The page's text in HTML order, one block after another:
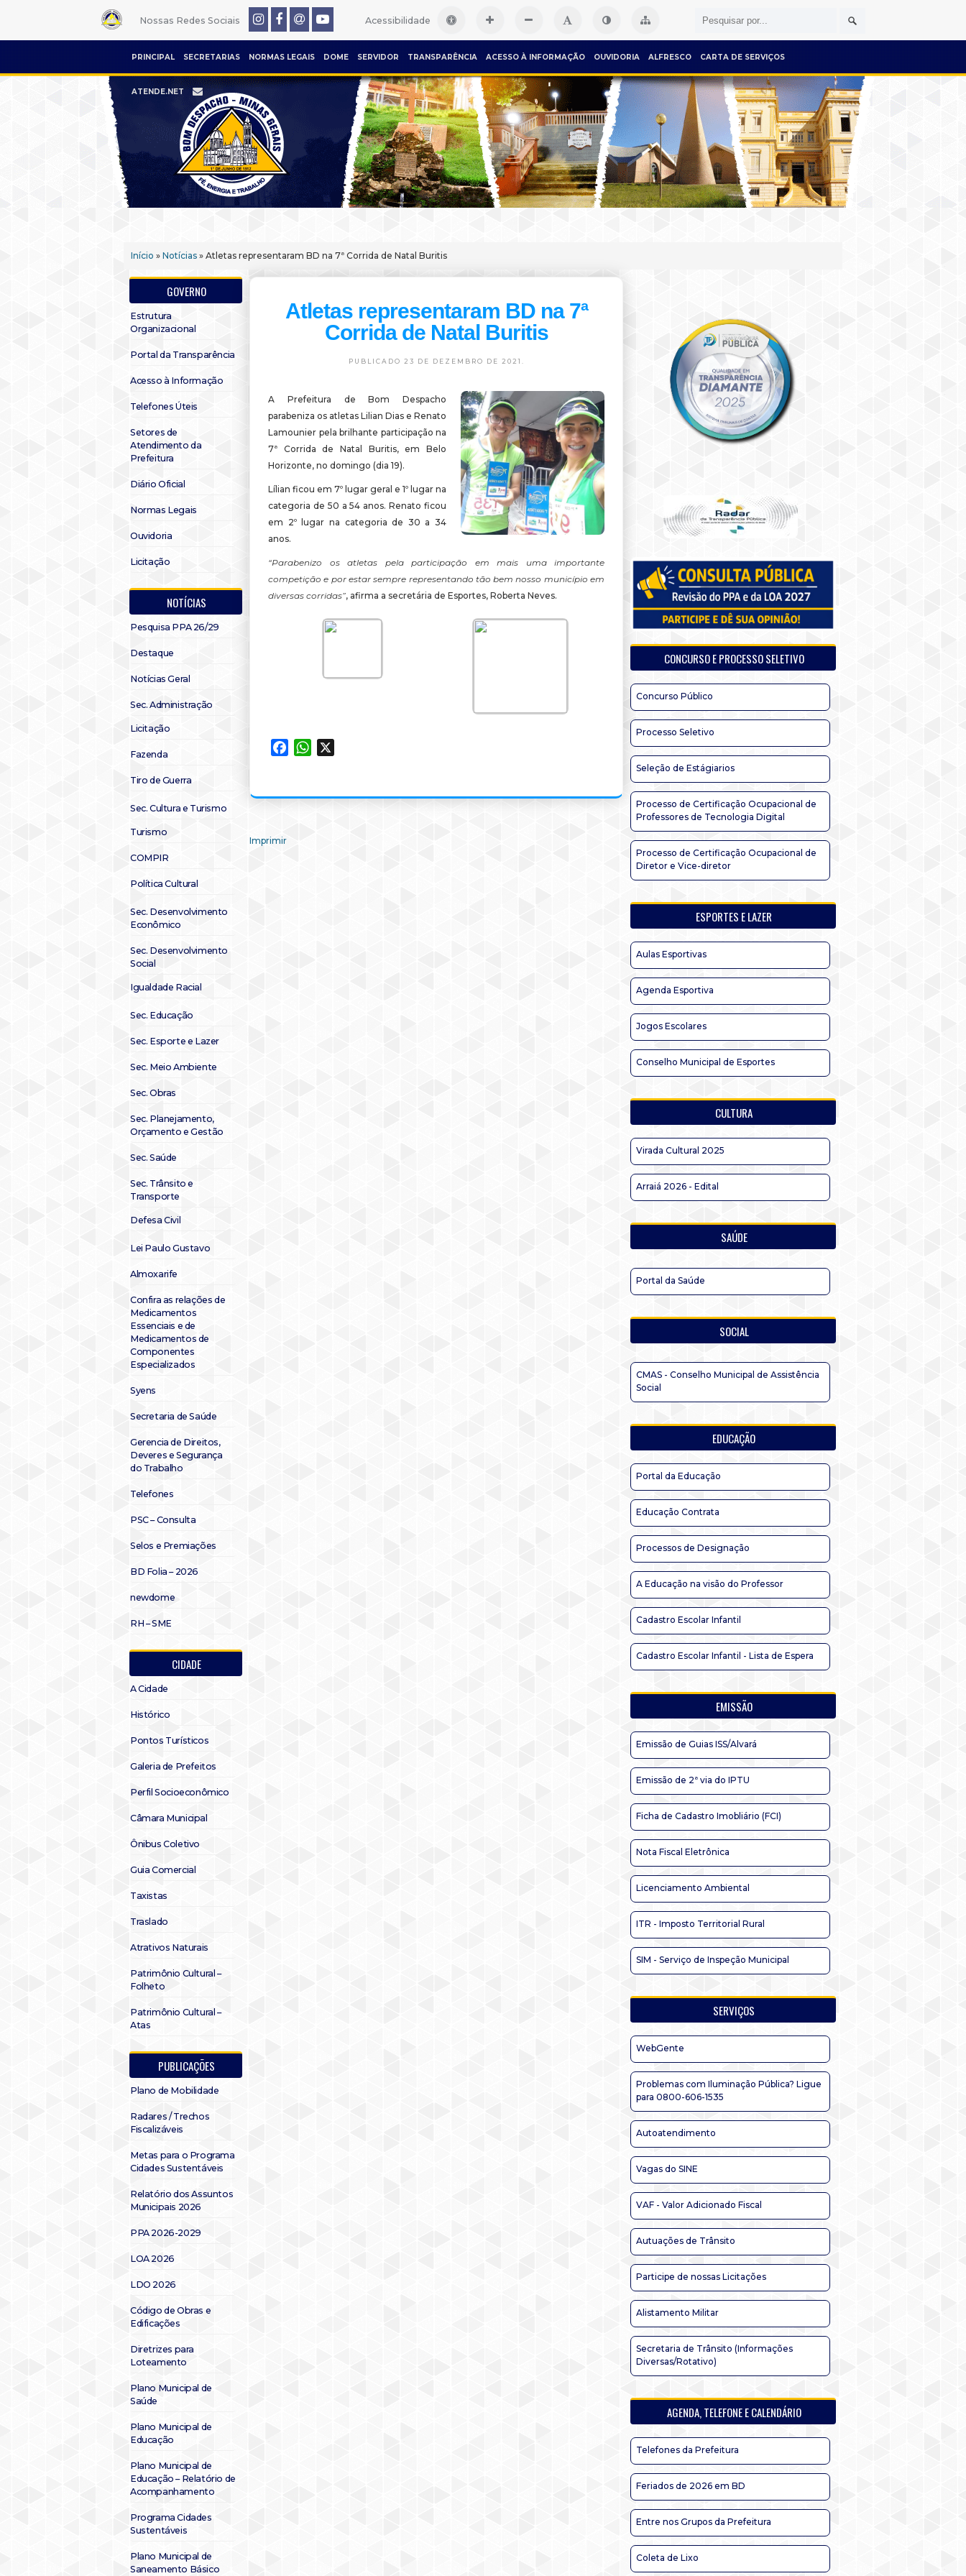
Nossas Redes Sociais Acessibilidade
PRINCIPAL SECRETARIAS NORMAS LEGAIS DOME SERVIDOR TRANSPARÊNCIA ACESSO À INFORMAÇÃO OUVIDORIA ALFRESCO CARTA DE SERVIÇOS
ATENDE.NET
Início » Notícias » Atletas representaram BD na 7ª Corrida de Natal Buritis
GOVERNO
Estrutura
Organizacional
Portal da Transparência
Acesso à Informação
Telefones Úteis
Setores de
Atendimento da
Prefeitura
Diário Oficial
Normas Legais
Ouvidoria
Licitação
NOTÍCIAS
Pesquisa PPA 26/29
Destaque
Notícias Geral
Sec. Administração
Licitação
Fazenda
Tiro de Guerra
Sec. Cultura e Turismo
Turismo
COMPIR
Política Cultural
Sec. Desenvolvimento
Econômico
Sec. Desenvolvimento
Social
Igualdade Racial
Sec. Educação
Sec. Esporte e Lazer
Sec. Meio Ambiente
Sec. Obras
Sec. Planejamento,
Orçamento e Gestão
Sec. Saúde
Sec. Trânsito e
Transporte
Defesa Civil
Lei Paulo Gustavo
Almoxarife
Confira as relações de
Medicamentos
Essenciais e de
Medicamentos de
Componentes
Especializados
Syens
Secretaria de Saúde
Gerencia de Direitos,
Deveres e Segurança
do Trabalho
Telefones
PSC – Consulta
Selos e Premiações
BD Folia – 2026
newdome
RH – SME
CIDADE
A Cidade
Histórico
Pontos Turísticos
Galeria de Prefeitos
Perfil Socioeconômico
Câmara Municipal
Ônibus Coletivo
Guia Comercial
Taxistas
Traslado
Atrativos Naturais
Patrimônio Cultural –
Folheto
Patrimônio Cultural –
Atas
PUBLICAÇÕES
Plano de Mobilidade
Radares / Trechos
Fiscalizáveis
Metas para o Programa
Cidades Sustentáveis
Relatório dos Assuntos
Municipais 2026
PPA 2026-2029
LOA 2026
LDO 2026
Código de Obras e
Edificações
Diretrizes para
Loteamento
Plano Municipal de
Saúde
Plano Municipal de
Educação
Plano Municipal de
Educação – Relatório de
Acompanhamento
Programa Cidades
Sustentáveis
Plano Municipal de
Saneamento Básico
Atletas representaram BD na 7ª
Corrida de Natal Buritis
PUBLICADO 23 DE DEZEMBRO DE 2021.
A Prefeitura de Bom Despacho
parabeniza os atletas Lilian Dias e Renato
Lamounier pela brilhante participação na
7ª Corrida de Natal Buritis, em Belo
Horizonte, no domingo (dia 19).
Lílian ficou em 7º lugar geral e 1º lugar na
categoria de 50 a 54 anos. Renato ficou
em 2º lugar na categoria de 30 a 34
anos.
“Parabenizo os atletas pela participação em mais uma importante
competição e por estar sempre representando tão bem nosso município em
diversas corridas”, afirma a secretária de Esportes, Roberta Neves.
FacebookWhatsApp
Imprimir
CONCURSO E PROCESSO SELETIVO
Concurso Público
Processo Seletivo
Seleção de Estágiarios
Processo de Certificação Ocupacional de
Professores de Tecnologia Digital
Processo de Certificação Ocupacional de
Diretor e Vice-diretor
ESPORTES E LAZER
Aulas Esportivas
Agenda Esportiva
Jogos Escolares
Conselho Municipal de Esportes
CULTURA
Virada Cultural 2025
Arraiá 2026 - Edital
SAÚDE
Portal da Saúde
SOCIAL
CMAS - Conselho Municipal de Assistência
Social
EDUCAÇÃO
Portal da Educação
Educação Contrata
Processos de Designação
A Educação na visão do Professor
Cadastro Escolar Infantil
Cadastro Escolar Infantil - Lista de Espera
EMISSÃO
Emissão de Guias ISS/Alvará
Emissão de 2ª via do IPTU
Ficha de Cadastro Imobliário (FCI)
Nota Fiscal Eletrônica
Licenciamento Ambiental
ITR - Imposto Territorial Rural
SIM - Serviço de Inspeção Municipal
SERVIÇOS
WebGente
Problemas com Iluminação Pública? Ligue
para 0800-606-1535
Autoatendimento
Vagas do SINE
VAF - Valor Adicionado Fiscal
Autuações de Trânsito
Participe de nossas Licitações
Alistamento Militar
Secretaria de Trânsito (Informações
Diversas/Rotativo)
AGENDA, TELEFONE E CALENDÁRIO
Telefones da Prefeitura
Feriados de 2026 em BD
Entre nos Grupos da Prefeitura
Coleta de Lixo